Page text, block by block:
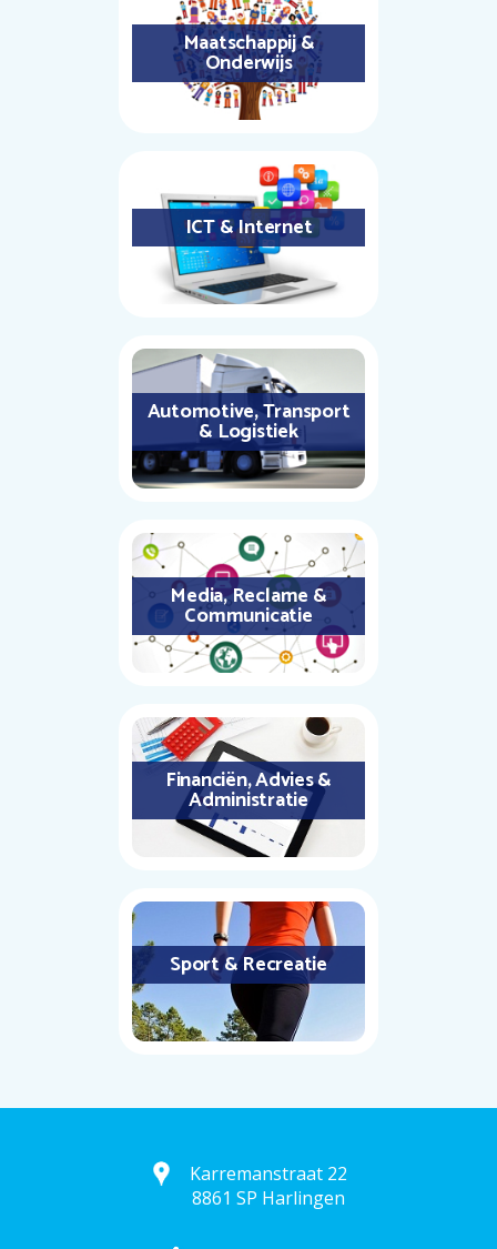
Maatschappij &
Onderwijs
ICT & Internet
Automotive, Transport
& Logistiek
Media, Reclame &
Communicatie
Financiën, Advies &
Administratie
Sport & Recreatie
Karremanstraat 22
8861 SP Harlingen